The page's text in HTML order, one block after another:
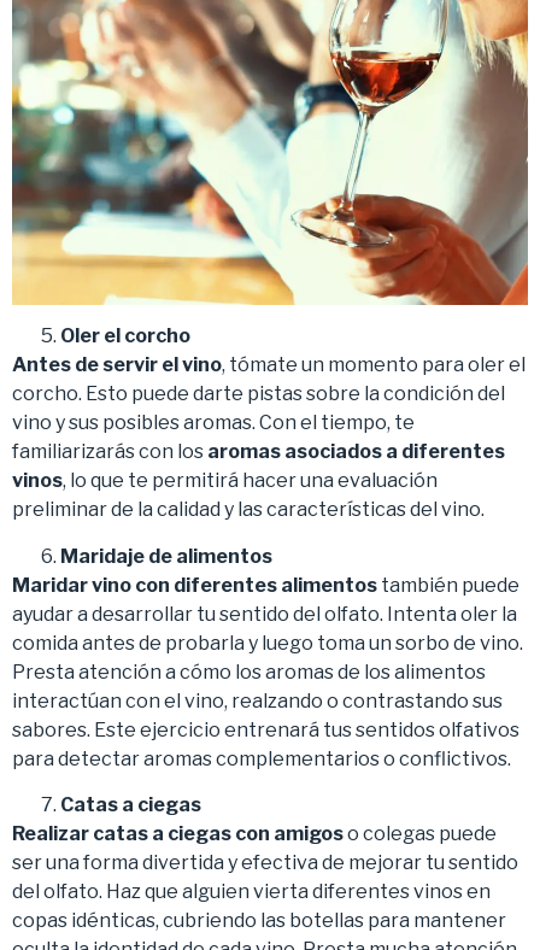
Oler el corcho
Antes de servir el vino, tómate un momento para oler el
corcho. Esto puede darte pistas sobre la condición del
vino y sus posibles aromas. Con el tiempo, te
familiarizarás con los aromas asociados a diferentes
vinos, lo que te permitirá hacer una evaluación
preliminar de la calidad y las características del vino.
Maridaje de alimentos
Maridar vino con diferentes alimentos también puede
ayudar a desarrollar tu sentido del olfato. Intenta oler la
comida antes de probarla y luego toma un sorbo de vino.
Presta atención a cómo los aromas de los alimentos
interactúan con el vino, realzando o contrastando sus
sabores. Este ejercicio entrenará tus sentidos olfativos
para detectar aromas complementarios o conflictivos.
Catas a ciegas
Realizar catas a ciegas con amigoso colegas puede
ser una forma divertida y efectiva de mejorar tu sentido
del olfato. Haz que alguien vierta diferentes vinos en
copas idénticas, cubriendo las botellas para mantener